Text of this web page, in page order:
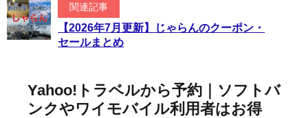
関連記事
【2026年7月更新】じゃらんのクーポン・
セールまとめ
Yahoo!トラベルから予約｜ソフトバ
ンクやワイモバイル利用者はお得